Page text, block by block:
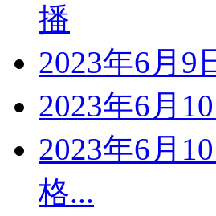
播
2023年6月9
2023年6月
2023年6月
格...